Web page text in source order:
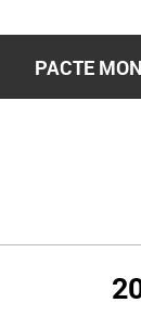
PACTE